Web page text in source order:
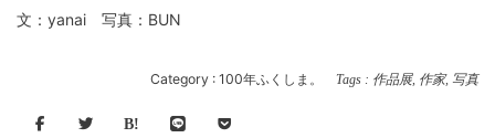
文：yanai 写真：BUN
Category : 100年ふくしま。 Tags : 作品展, 作家, 写真